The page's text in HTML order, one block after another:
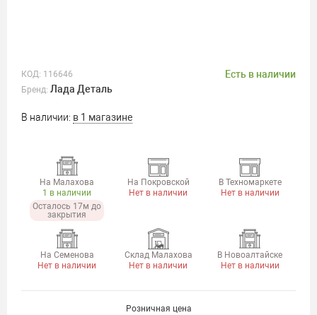
КОД: 116646 Есть в наличии
Бренд: Лада Деталь
В наличии: в 1 магазине
На Малахова
1 в наличии
Осталось 17м до
закрытия
На Покровской
Нет в наличии
В Техномаркете
Нет в наличии
На Семенова
Нет в наличии
Склад Малахова
Нет в наличии
В Новоалтайске
Нет в наличии
Розничная цена